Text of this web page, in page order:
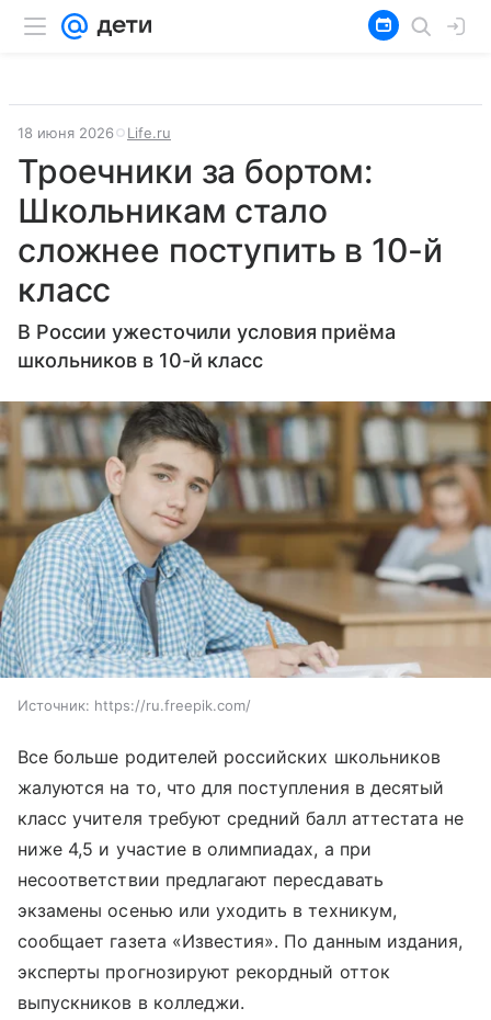
18 июня 2026 Life.ru
Троечники за бортом:
Школьникам стало
сложнее поступить в 10-й
класс
В России ужесточили условия приёма
школьников в 10-й класс
Источник: https://ru.freepik.com/
Все больше родителей российских школьников
жалуются на то, что для поступления в десятый
класс учителя требуют средний балл аттестата не
ниже 4,5 и участие в олимпиадах, а при
несоответствии предлагают пересдавать
экзамены осенью или уходить в техникум,
сообщает газета «Известия». По данным издания,
эксперты прогнозируют рекордный отток
выпускников в колледжи.